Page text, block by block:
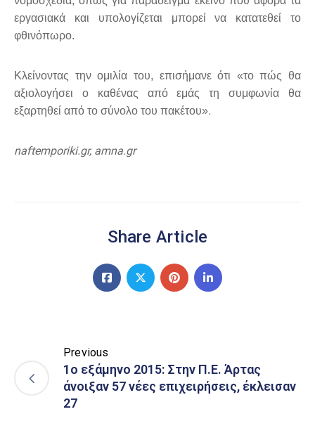
εργασιακά και υπολογίζεται μπορεί να κατατεθεί το
φθινόπωρο.
Κλείνοντας την ομιλία του, επισήμανε ότι «το πώς θα
αξιολογήσει ο καθένας από εμάς τη συμφωνία θα
εξαρτηθεί από το σύνολο του πακέτου».
naftemporiki.gr, amna.gr
Share Article
Previous
1ο εξάμηνο 2015: Στην Π.Ε. Άρτας
άνοιξαν 57 νέες επιχειρήσεις, έκλεισαν
27